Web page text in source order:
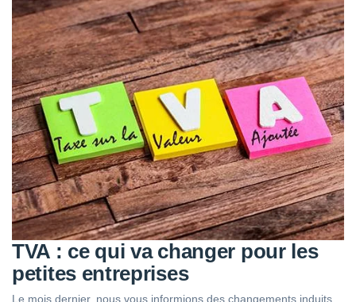
TVA : ce qui va changer pour les
petites entreprises
Le mois dernier, nous vous informions des changements induits